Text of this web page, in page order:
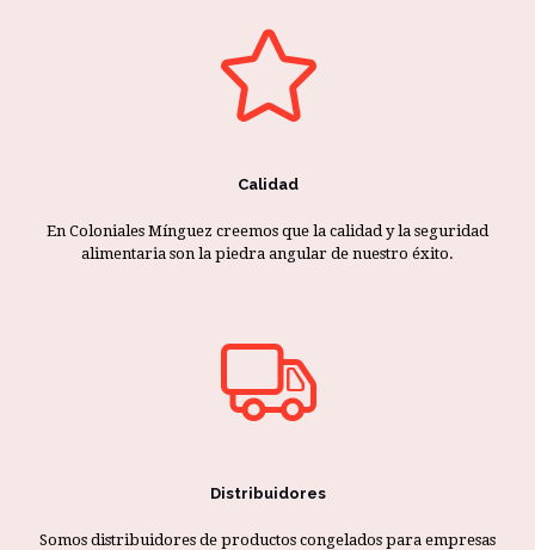
Calidad
En Coloniales Mínguez creemos que la calidad y la seguridad
alimentaria son la piedra angular de nuestro éxito.
Distribuidores
Somos distribuidores de productos congelados para empresas